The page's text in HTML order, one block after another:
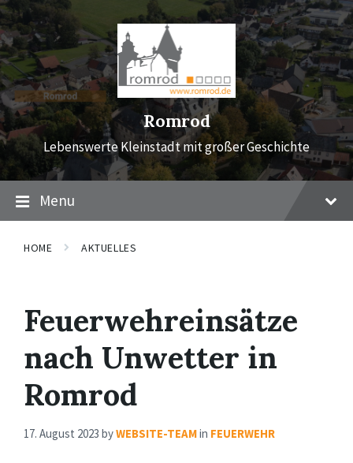
Skip
to
content
Skip
to
main
navigation
Skip
to
footer
Romrod
Lebenswerte Kleinstadt mit großer Geschichte
Menu
HOME AKTUELLES
Feuerwehreinsätze
nach Unwetter in
Romrod
17. August 2023 byWEBSITE-TEAMin FEUERWEHR